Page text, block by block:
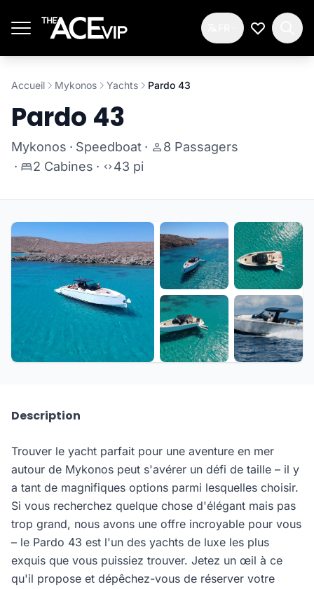
Ma Liste
Accueil Mykonos Yachts Pardo 43
Pardo 43
Mykonos · Speedboat ·
8 Passagers
·
2 Cabines · 43 pi
Description
Trouver le yacht parfait pour une aventure en mer
autour de Mykonos peut s'avérer un défi de taille – il y
a tant de magnifiques options parmi lesquelles choisir.
Si vous recherchez quelque chose d'élégant mais pas
trop grand, nous avons une offre incroyable pour vous
– le Pardo 43 est l'un des yachts de luxe les plus
exquis que vous puissiez trouver. Jetez un œil à ce
qu'il propose et dépêchez-vous de réserver votre